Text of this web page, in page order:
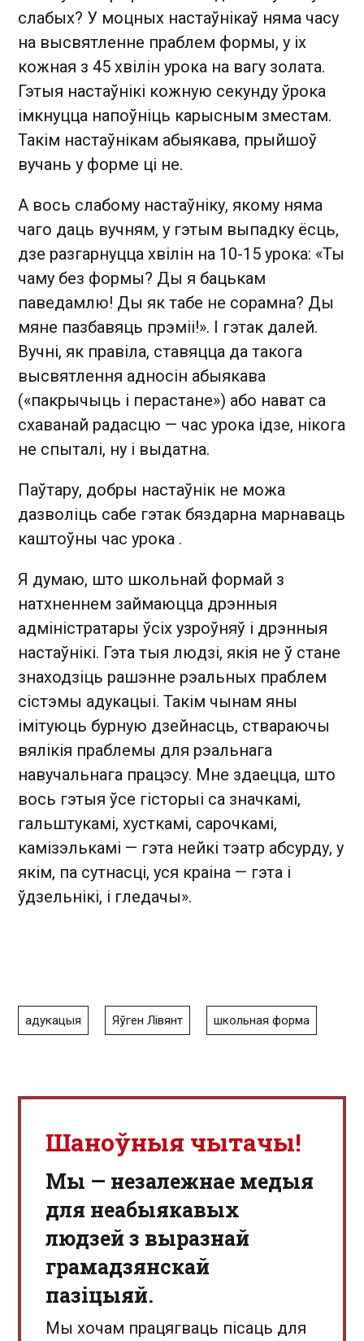
слабых? У моцных настаўнікаў няма часу
на высвятленне праблем формы, у іх
кожная з 45 хвілін урока на вагу золата.
Гэтыя настаўнікі кожную секунду ўрока
імкнуцца напоўніць карысным зместам.
Такім настаўнікам абыякава, прыйшоў
вучань у форме ці не.
А вось слабому настаўніку, якому няма
чаго даць вучням, у гэтым выпадку ёсць,
дзе разгарнуцца хвілін на 10-15 урока: «Ты
чаму без формы? Ды я бацькам
паведамлю! Ды як табе не сорамна? Ды
мяне пазбавяць прэміі!». І гэтак далей.
Вучні, як правіла, ставяцца да такога
высвятлення адносін абыякава
(«пакрычыць і перастане») або нават са
схаванай радасцю — час урока ідзе, нікога
не спыталі, ну і выдатна.
Паўтару, добры настаўнік не можа
дазволіць сабе гэтак бяздарна марнаваць
каштоўны час урока .
Я думаю, што школьнай формай з
натхненнем займаюцца дрэнныя
адміністратары ўсіх узроўняў і дрэнныя
настаўнікі. Гэта тыя людзі, якія не ў стане
знаходзіць рашэнне рэальных праблем
сістэмы адукацыі. Такім чынам яны
імітуюць бурную дзейнасць, ствараючы
вялікія праблемы для рэальнага
навучальнага працэсу. Мне здаецца, што
вось гэтыя ўсе гісторыі са значкамі,
гальштукамі, хусткамі, сарочкамі,
камізэлькамі — гэта нейкі тэатр абсурду, у
якім, па сутнасці, уся краіна — гэта і
ўдзельнікі, і гледачы».
адукацыя Яўген Лівянт школьная форма
Шаноўныя чытачы!
Мы — незалежнае медыя
для неабыякавых
людзей з выразнай
грамадзянскай
пазіцыяй.
Мы хочам працягваць пісаць для